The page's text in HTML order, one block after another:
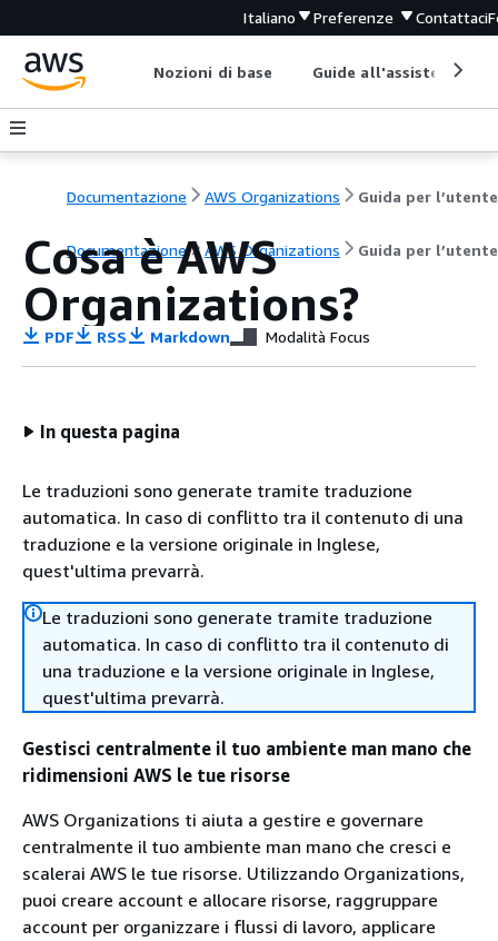
Italiano Preferenze Contattaci
Nozioni di base Guide all'assistenza
Documentazione AWS Organizations Guida per l’utente
Documentazione AWS Organizations Guida per l’utente
Cosa è AWS
Organizations?
PDF RSS Markdown Modalità Focus
In questa pagina
Le traduzioni sono generate tramite traduzione
automatica. In caso di conflitto tra il contenuto di una
traduzione e la versione originale in Inglese,
quest'ultima prevarrà.
Le traduzioni sono generate tramite traduzione
automatica. In caso di conflitto tra il contenuto di
una traduzione e la versione originale in Inglese,
quest'ultima prevarrà.
Gestisci centralmente il tuo ambiente man mano che
ridimensioni AWS le tue risorse
AWS Organizations ti aiuta a gestire e governare
centralmente il tuo ambiente man mano che cresci e
scalerai AWS le tue risorse. Utilizzando Organizations,
puoi creare account e allocare risorse, raggruppare
account per organizzare i flussi di lavoro, applicare